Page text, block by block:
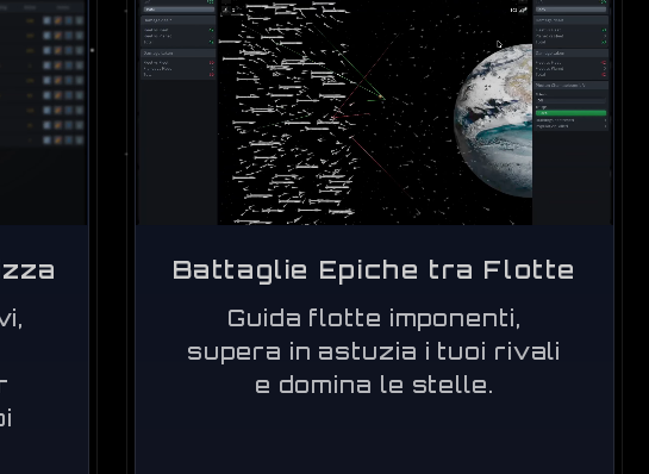
Battaglie Epiche tra Flotte
Guida flotte imponenti,
supera in astuzia i tuoi rivali
e domina le stelle.